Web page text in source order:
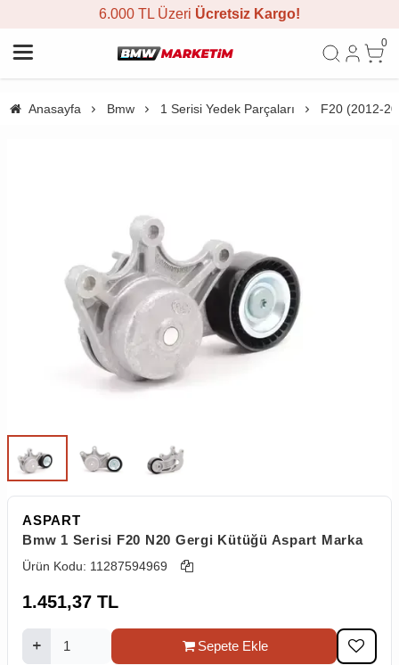
6.000 TL Üzeri Ücretsiz Kargo!
0
Anasayfa Bmw 1 Serisi Yedek Parçaları F20 (2012-
ASPART
Bmw 1 Serisi F20 N20 Gergi Kütüğü Aspart Marka
Ürün Kodu: 11287594969
1.451,37 TL
Sepete Ekle